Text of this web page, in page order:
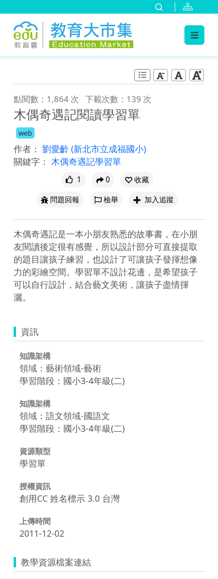
點閱數：1,864 次 下載次數：139 次
木偶奇遇記閱讀學習單
web
作者： 劉愛齡 (新北市立成福國小)
關鍵字： 木偶奇遇記學習單
1 0
收藏
問題回報
檢舉 加入追蹤
木偶奇遇記是一本小朋友熟悉的故事書，在小朋
友閱讀後定很有感覺，所以設計部分可直接提取
的題目讓孩子練習，也設計了可讓孩子發揮想像
力的彩繪空間。學習單不設計花邊，是希望孩子
可以自行設計，結合藝文美術，讓孩子盡情揮
灑。
資訊
知識架構
領域：藝術領域-藝術
學習階段：國小3-4年級(二)
知識架構
領域：語文領域-國語文
學習階段：國小3-4年級(二)
資源類型
學習單
授權資訊
創用CC 姓名標示 3.0 台灣
上傳時間
2011-12-02
教學資源檔案連結